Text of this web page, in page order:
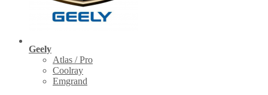
Geely
Atlas / Pro
Coolray
Emgrand